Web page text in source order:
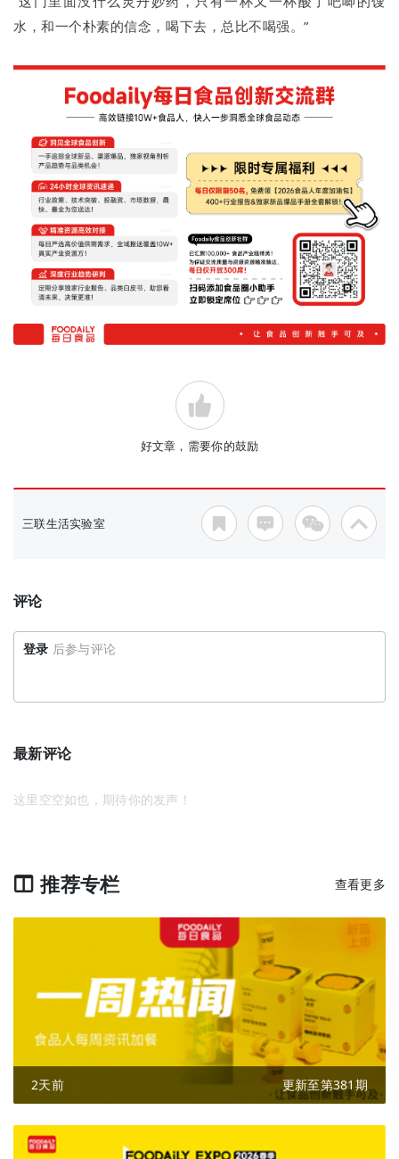
水，和一个朴素的信念，喝下去，总比不喝强。”
好文章，需要你的鼓励
三联生活实验室
评论
登录 后参与评论
最新评论
这里空空如也，期待你的发声！
推荐专栏 查看更多
2天前 更新至第381期